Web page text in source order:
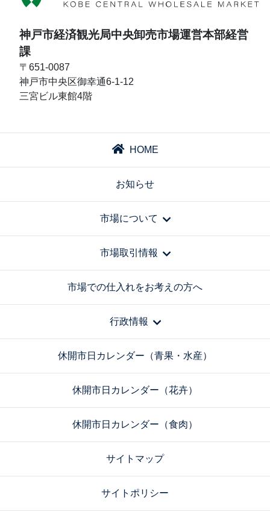
神戸市経済観光局中央卸売市場運営本部経営
課
〒651-0087
神戸市中央区御幸通6-1-12
三宮ビル東館4階
HOME
お知らせ
市場について
市場取引情報
市場での仕入れをお考えの方へ
行政情報
休開市日カレンダー（青果・水産）
休開市日カレンダー（花卉）
休開市日カレンダー（食肉）
サイトマップ
サイトポリシー